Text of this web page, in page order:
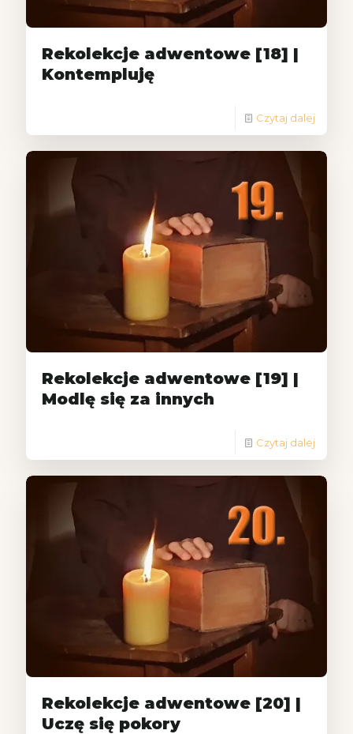
Rekolekcje adwentowe [18] |
Kontempluję
Czytaj dalej
Rekolekcje adwentowe [19] |
Modlę się za innych
Czytaj dalej
Rekolekcje adwentowe [20] |
Uczę się pokory